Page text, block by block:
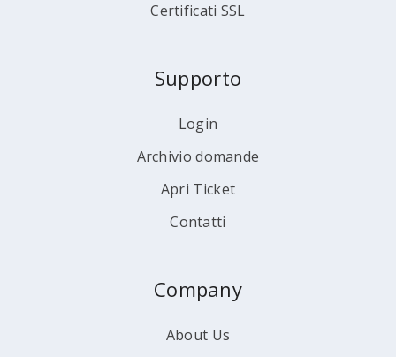
Certificati SSL
Supporto
Login
Archivio domande
Apri Ticket
Contatti
Company
About Us